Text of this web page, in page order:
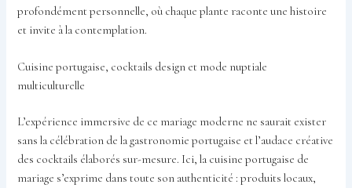
profondément personnelle, où chaque plante raconte une histoire
et invite à la contemplation.
Cuisine portugaise, cocktails design et mode nuptiale
multiculturelle
L’expérience immersive de ce mariage moderne ne saurait exister
sans la célébration de la gastronomie portugaise et l’audace créative
des cocktails élaborés sur-mesure. Ici, la cuisine portugaise de
mariage s’exprime dans toute son authenticité : produits locaux,